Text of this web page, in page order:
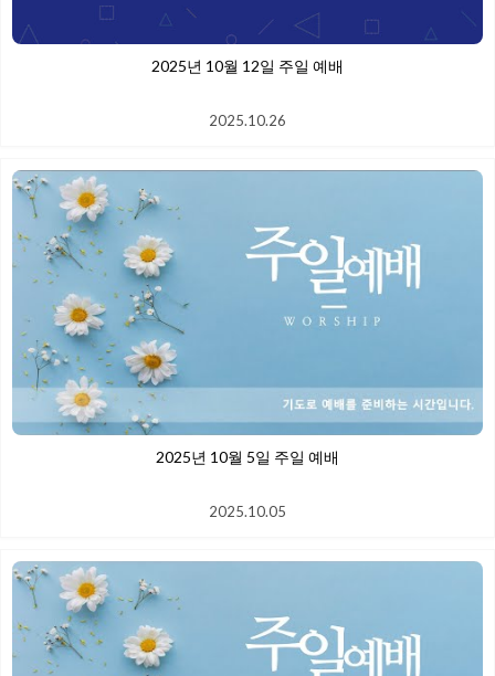
2025년 10월 12일 주일 예배
2025.10.26
2025년 10월 5일 주일 예배
2025.10.05